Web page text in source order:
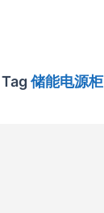
Tag 储能电源柜